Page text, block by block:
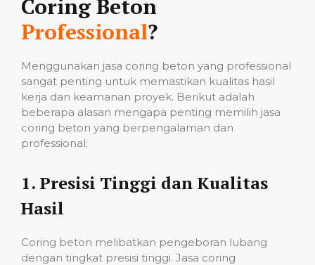
Coring Beton
Professional?
Menggunakan jasa coring beton yang professional
sangat penting untuk memastikan kualitas hasil
kerja dan keamanan proyek. Berikut adalah
beberapa alasan mengapa penting memilih jasa
coring beton yang berpengalaman dan
professional:
1. Presisi Tinggi dan Kualitas
Hasil
Coring beton melibatkan pengeboran lubang
dengan tingkat presisi tinggi. Jasa coring